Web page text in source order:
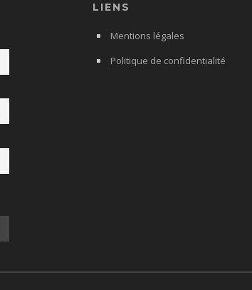
LIENS
Mentions légales
Politique de confidentialité